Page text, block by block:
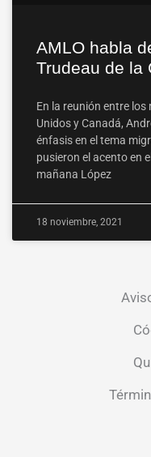
AMLO habla
Trudeau de la
En la reunión entre
Unidos y Canadá,
énfasis en el tema
pusieron el acento en
mañana López
18 noviembre, 2021